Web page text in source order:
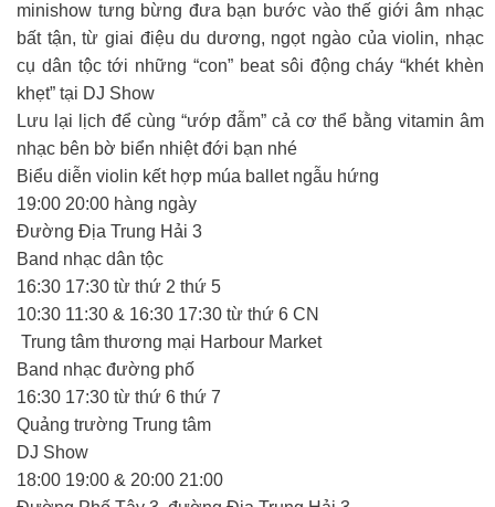
minishow tưng bừng đưa bạn bước vào thế giới âm nhạc
bất tận, từ giai điệu du dương, ngọt ngào của violin, nhạc
cụ dân tộc tới những “con” beat sôi động cháy “khét khèn
khẹt” tại DJ Show
Lưu lại lịch để cùng “ướp đẫm” cả cơ thể bằng vitamin âm
nhạc bên bờ biển nhiệt đới bạn nhé
Biểu diễn violin kết hợp múa ballet ngẫu hứng
19:00 20:00 hàng ngày
Đường Địa Trung Hải 3
Band nhạc dân tộc
16:30 17:30 từ thứ 2 thứ 5
10:30 11:30 & 16:30 17:30 từ thứ 6 CN
️ Trung tâm thương mại Harbour Market
Band nhạc đường phố
16:30 17:30 từ thứ 6 thứ 7
Quảng trường Trung tâm
DJ Show
18:00 19:00 & 20:00 21:00